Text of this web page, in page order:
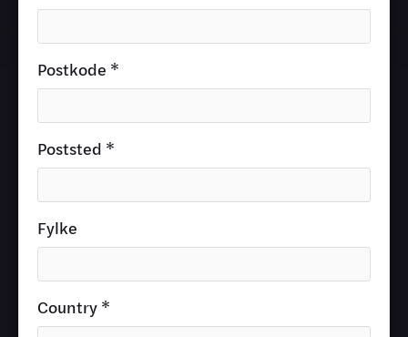
Postkode *
Poststed *
Fylke
Country *